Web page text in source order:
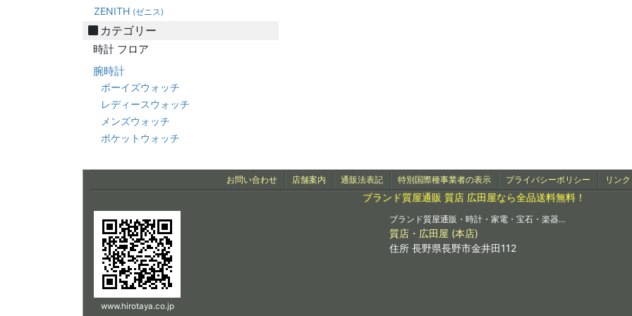
ZENITH (ゼニス)
カテゴリー
時計 フロア
腕時計
ボーイズウォッチ
レディースウォッチ
メンズウォッチ
ポケットウォッチ
お問い合わせ 店舗案内 通販法表記 特別国際種事業者の表示 プライバシーポリシー リンク
ブランド質屋通販 質店 広田屋なら全品送料無料！
www.hirotaya.co.jp
ブランド質屋通販・時計・家電・宝石・楽器…
質店・広田屋 (本店)
住所 長野県長野市金井田112